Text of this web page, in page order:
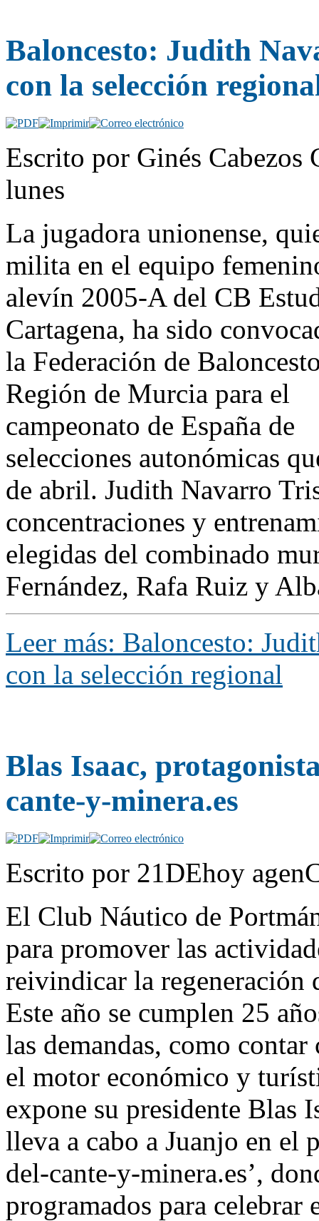
Baloncesto: Judith
con la selección
Escrito por Ginés Cabezos
lunes
La jugadora unionense,
milita en el equipo
alevín 2005-A del CB
Cartagena, ha sido
la Federación de
Región de Murcia para el
campeonato de España de
selecciones autonómicas
de abril. Judith Navarro
concentraciones y
elegidas del combinado
Fernández, Rafa Ruiz y
Leer más: Baloncesto:
con la selección regional
Blas Isaac,
cante-y-minera.es
Escrito por 21DEhoy
El Club Náutico de
para promover las
reivindicar la regeneración
Este año se cumplen 25
las demandas, como
el motor económico y
expone su presidente Blas
lleva a cabo a Juanjo en el
del-cante-y-minera.es’,
programados para